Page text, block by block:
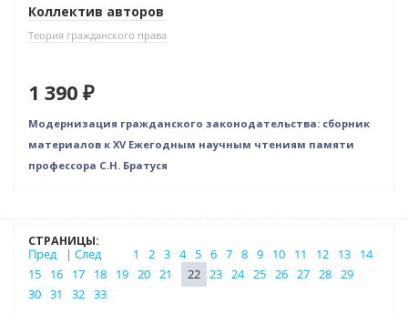
Коллектив авторов
Теория гражданского права
1 390 ₽
Модернизация гражданского законодательства: сборник
материалов к XV Ежегодным научным чтениям памяти
профессора С.Н. Братуся
СТРАНИЦЫ:
Пред
| След 1 2 3 4 5 6 7 8 9 10 11 12 13
14
15
16 17 18 19 20 21 22 23 24 25 26 27 28 29
30 31 32 33